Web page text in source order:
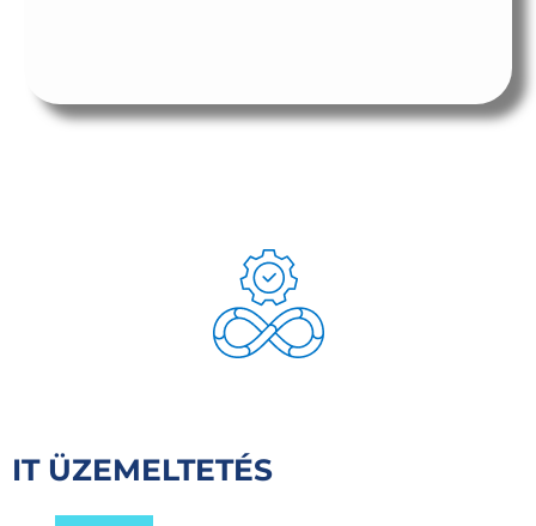
IT ÜZEMELTETÉS